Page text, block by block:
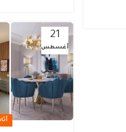
21
أغسطس